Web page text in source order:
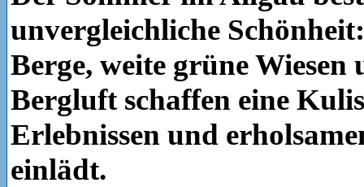
unvergleichliche
Berge, weite grüne Wiesen
Bergluft schaffen eine
Erlebnissen und
einlädt.